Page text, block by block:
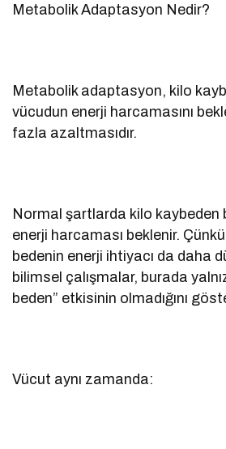
Metabolik Adaptasyon Nedir?
Metabolik adaptasyon, kilo
vücudun enerji harcamasını
fazla azaltmasıdır.
Normal şartlarda kilo kaybeden
enerji harcaması beklenir.
bedenin enerji ihtiyacı da daha
bilimsel çalışmalar, burada
beden” etkisinin olmadığını
Vücut aynı zamanda: